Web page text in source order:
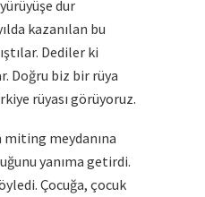
dur
kazanılan bu
Dediler ki
Doğru biz bir rüya
rüyası görüyoruz.
meydanına
yanıma getirdi.
Çocuğa, çocuk